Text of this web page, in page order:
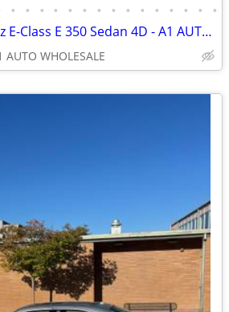
• • • • • • • • • • • • • • •
2008 Mercedes-Benz E-Class E 350 Sedan 4D - A1 AUTO WHOLESALE
AUTO WHOLESALE